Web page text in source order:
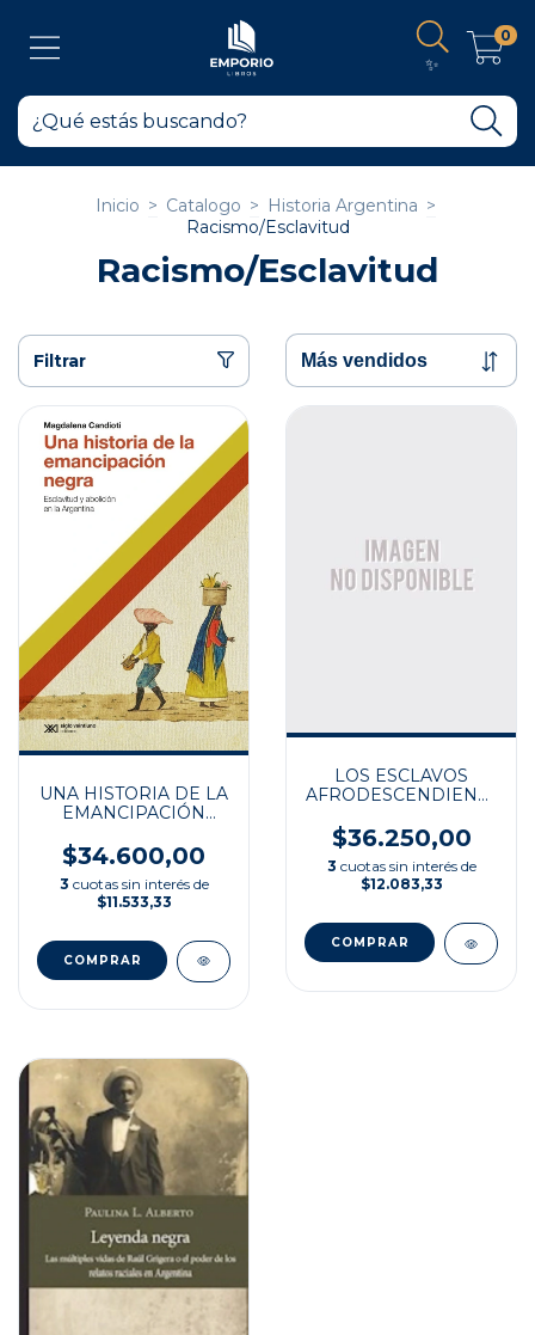
✨
0
Inicio > Catalogo > Historia Argentina >
Racismo/Esclavitud
Racismo/Esclavitud
Filtrar
UNA HISTORIA DE LA
EMANCIPACIÓN
$34.600,00
3 cuotas sin interés de
$11.533,33
LOS ESCLAVOS
AFRODESCENDIENTES
COLONIAL
$36.250,00
3 cuotas sin interés de
$12.083,33